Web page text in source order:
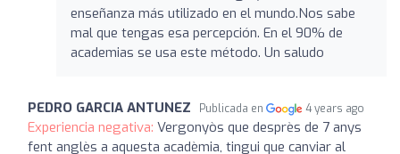
enseñanza más utilizado en el mundo.Nos sabe
mal que tengas esa percepción. En el 90% de
academias se usa este método. Un saludo
PEDRO GARCIA ANTUNEZ Publicada en 4 years ago
Experiencia negativa: Vergonyòs que desprès de 7 anys
fent anglès a aquesta acadèmia, tingui que canviar al